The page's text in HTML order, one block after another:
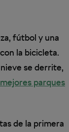
fútbol y una
la bicicleta.
se derrite,
parques
de la primera